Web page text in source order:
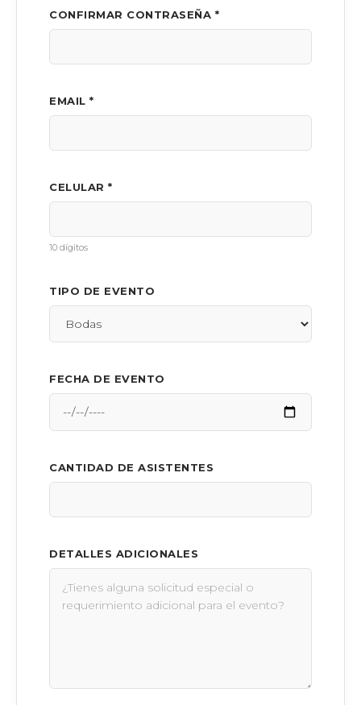
CONFIRMAR CONTRASEÑA *
EMAIL *
CELULAR *
10 dígitos
TIPO DE EVENTO
FECHA DE EVENTO
CANTIDAD DE ASISTENTES
DETALLES ADICIONALES